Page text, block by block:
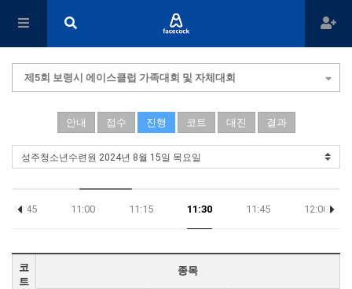
제5회 보령시 에이스클럽 가족대회 및 자체대회
안내 접수 진행 코트 대진 결과
10:45 11:00 11:15 11:30 11:45 12:00
코
트
종목